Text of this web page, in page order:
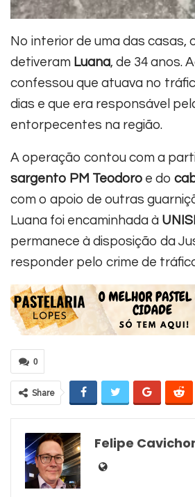
No interior de uma das casas,
detiveram Luana, de 34 anos.
confessou que atuava no
dias e que era responsável
entorpecentes na região.
A operação contou com a
sargento PM Teodoro e do
com o apoio de outras
Luana foi encaminhada à
permanece à disposição da
responder pelo crime de
0
Share
Felipe